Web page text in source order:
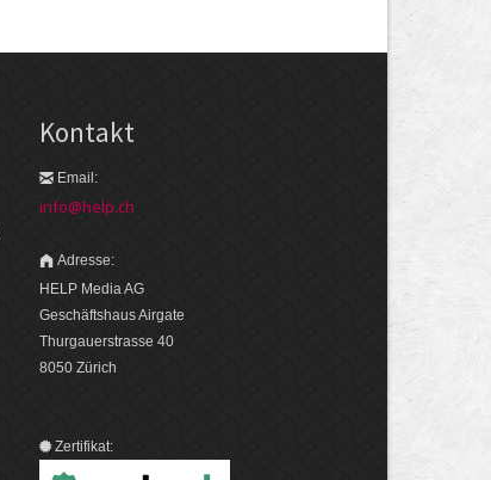
Kontakt
Email:
info@help.ch
Adresse:
HELP Media AG
Geschäftshaus Airgate
Thurgauerstrasse 40
8050 Zürich
Zertifikat: